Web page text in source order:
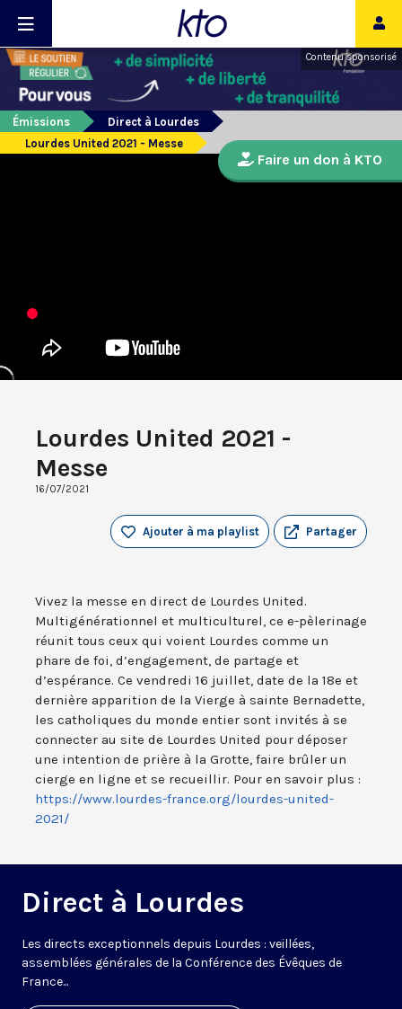
Contenu sponsorisé
Émissions
Direct à Lourdes
Lourdes United 2021 - Messe
Lourdes United 2021 -
Messe
16/07/2021
Partager
Ajouter à ma playlist
Vivez la messe en direct de Lourdes United.
Multigénérationnel et multiculturel, ce e-pèlerinage
réunit tous ceux qui voient Lourdes comme un
phare de foi, d’engagement, de partage et
d’espérance. Ce vendredi 16 juillet, date de la 18e et
dernière apparition de la Vierge à sainte Bernadette,
les catholiques du monde entier sont invités à se
connecter au site de Lourdes United pour déposer
une intention de prière à la Grotte, faire brûler un
cierge en ligne et se recueillir. Pour en savoir plus :
https://www.lourdes-france.org/lourdes-united-
2021/
Direct à Lourdes
Les directs exceptionnels depuis Lourdes : veillées,
assemblées générales de la Conférence des Évêques de
France...
Faire un don à KTO